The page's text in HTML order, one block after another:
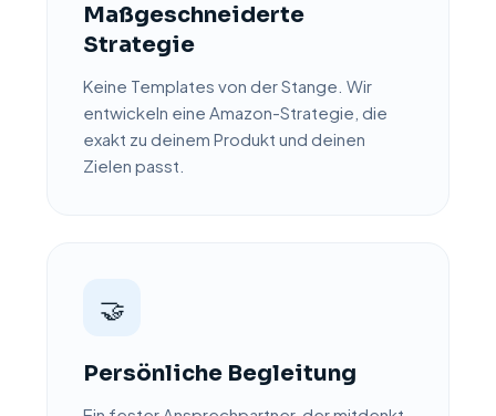
Maßgeschneiderte
Strategie
Keine Templates von der Stange. Wir
entwickeln eine Amazon-Strategie, die
exakt zu deinem Produkt und deinen
Zielen passt.
🤝
Persönliche Begleitung